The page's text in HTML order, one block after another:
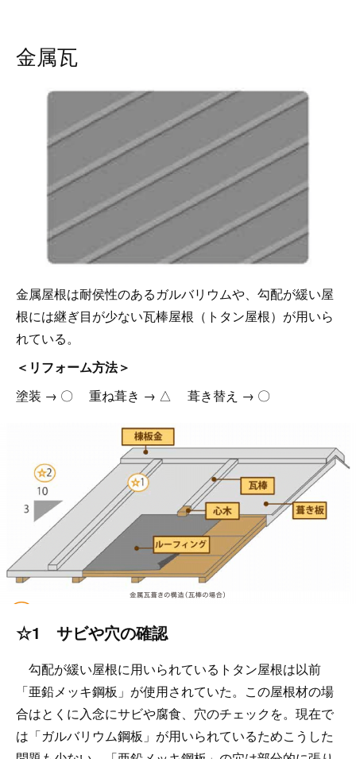
金属瓦
金属屋根は耐侯性のあるガルバリウムや、勾配が緩い屋
根には継ぎ目が少ない瓦棒屋根（トタン屋根）が用いら
れている。
＜リフォーム方法＞
塗装 → 〇 重ね葺き → △ 葺き替え → 〇
☆1 サビや穴の確認
勾配が緩い屋根に用いられているトタン屋根は以前
「亜鉛メッキ鋼板」が使用されていた。この屋根材の場
合はとくに入念にサビや腐食、穴のチェックを。現在で
は「ガルバリウム鋼板」が用いられているためこうした